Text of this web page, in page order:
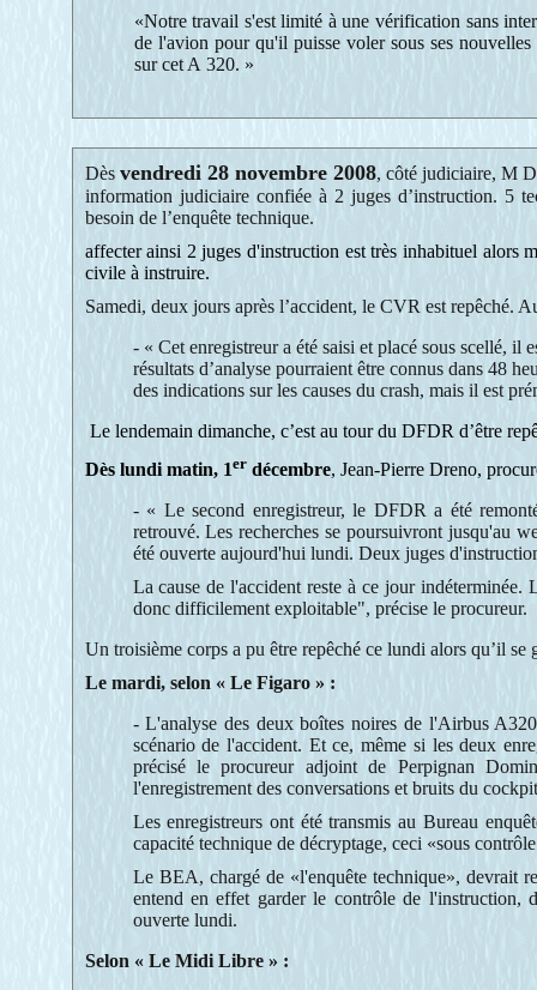
«Notre travail s'est limité à une vérification sans
de l'avion pour qu'il puisse voler sous ses
sur cet A 320. »
Dès vendredi 28 novembre 2008, côté judiciaire, M
information judiciaire confiée à 2 juges d’instruction. 5
besoin de l’enquête technique.
affecter ainsi 2 juges d'instruction est très inhabituel alors
civile à instruire.
Samedi, deux jours après l’accident, le CVR est repêché.
- « Cet enregistreur a été saisi et placé sous scellé, il
résultats d’analyse pourraient être connus dans 48
des indications sur les causes du crash, mais il est
Le lendemain dimanche, c’est au tour du DFDR d’être
Dès lundi matin, 1erdécembre, Jean-Pierre Dreno,
- « Le second enregistreur, le DFDR a été
retrouvé. Les recherches se poursuivront jusqu'au
été ouverte aujourd'hui lundi. Deux juges
La cause de l'accident reste à ce jour
donc difficilement exploitable", précise le procureur.
Un troisième corps a pu être repêché ce lundi alors qu’il se
Le mardi, selon « Le Figaro » :
- L'analyse des deux boîtes noires de l'Airbus
scénario de l'accident. Et ce, même si les deux
précisé le procureur adjoint de Perpignan
l'enregistrement des conversations et bruits du
Les enregistreurs ont été transmis au Bureau
capacité technique de décryptage, ceci «sous
Le BEA, chargé de «l'enquête technique», devrait
entend en effet garder le contrôle de l'instruction,
ouverte lundi.
Selon « Le Midi Libre » :